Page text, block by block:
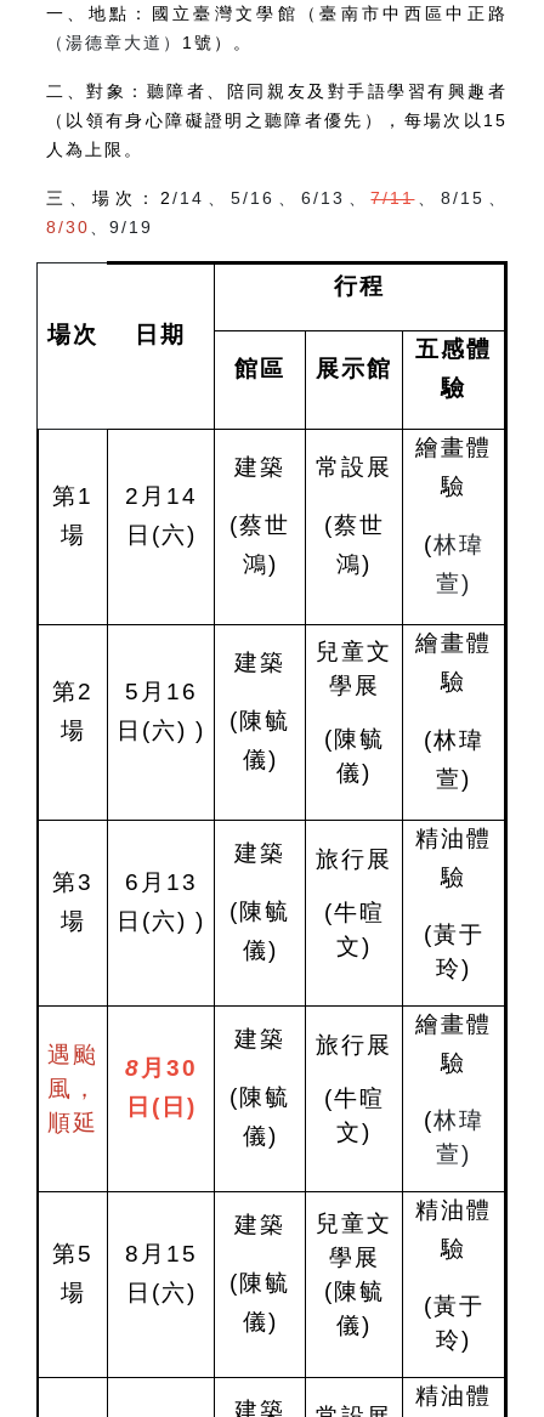
一、地點：國立臺灣文學館（臺南市中西區中正路
（湯德章大道） 1 號）。
二、對象：聽障者、陪同親友及對手語學習有興趣者
（以領有身心障礙證明之聽障者優先），每場次以 15
人為上限。
三、場次：2/14 、5/16 6/13 、7/11、8/15
8/30
9/19
場次 日期
行程
館區 展示館
五感體
驗
第1
場
2 月14
日(六)
建築
(蔡世
鴻)
常設展
(蔡世
鴻)
繪畫體
驗
(林瑋
萱)
第2
場
5 月16
日 (六) )
建築
(陳毓
儀)
兒童文
學展
(陳毓
儀)
繪畫體
驗
(林瑋
萱)
第3
場
6 月13
日 (六) )
建築
(陳毓
儀)
旅行展
(牛暄
文)
精油體
驗
(黃于
玲)
遇颱
風，
順延
8 月30
日 (日 )
建築
(陳毓
儀)
旅行展
(牛暄
文)
繪畫體
驗
(林瑋
萱)
第5
場
8 月15
日 (六)
建築
(陳毓
儀)
兒童文
學展
(陳毓
儀)
精油體
驗
(黃于
玲)
建築
精油體